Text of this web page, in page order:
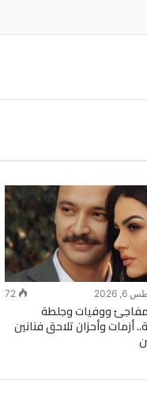
2026
72
ووفيات وجلطة
أزمات وأحزان تلاحق فنانين